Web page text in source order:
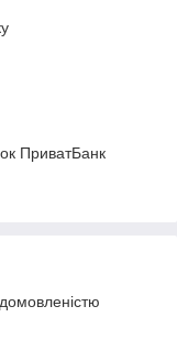
ПриватБанк